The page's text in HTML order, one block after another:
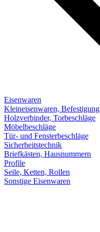
Eisenwaren
Kleineisenwaren, Befestigung
Holzverbinder, Torbeschläge
Möbelbeschläge
Tür- und Fensterbeschläge
Sicherheitstechnik
Briefkästen, Hausnummern
Profile
Seile, Ketten, Rollen
Sonstige Eisenwaren